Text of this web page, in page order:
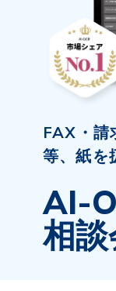
FAX・請
等、紙を
AI-
相